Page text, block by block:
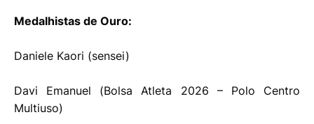
Medalhistas de Ouro:
Daniele Kaori (sensei)
Davi Emanuel (Bolsa Atleta 2026 – Polo Centro
Multiuso)